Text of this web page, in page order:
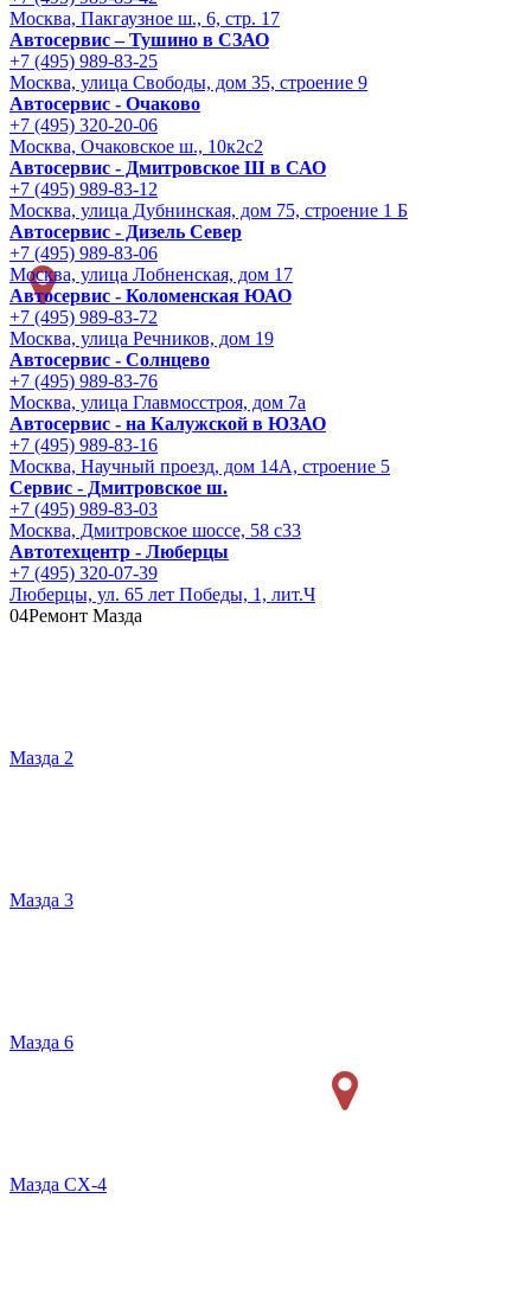
Москва, Пакгаузное ш., 6, стр. 17
Автосервис – Тушино в СЗАО
+7 (495) 989-83-25
Москва, улица Свободы, дом 35, строение 9
Автосервис - Очаково
+7 (495) 320-20-06
Москва, Очаковское ш., 10к2с2
Автосервис - Дмитровское Ш в САО
+7 (495) 989-83-12
Москва, улица Дубнинская, дом 75, строение 1 Б
Автосервис - Дизель Север
+7 (495) 989-83-06
Москва, улица Лобненская, дом 17
Автосервис - Коломенская ЮАО
+7 (495) 989-83-72
Москва, улица Речников, дом 19
Автосервис - Солнцево
+7 (495) 989-83-76
Москва, улица Главмосстроя, дом 7а
Автосервис - на Калужской в ЮЗАО
+7 (495) 989-83-16
Москва, Научный проезд, дом 14А, строение 5
Сервис - Дмитровское ш.
+7 (495) 989-83-03
Москва, Дмитровское шоссе, 58 с33
Автотехцентр - Люберцы
+7 (495) 320-07-39
Люберцы, ул. 65 лет Победы, 1, лит.Ч
04Ремонт Мазда
Мазда 2
Мазда 3
Мазда 6
Мазда СХ-4